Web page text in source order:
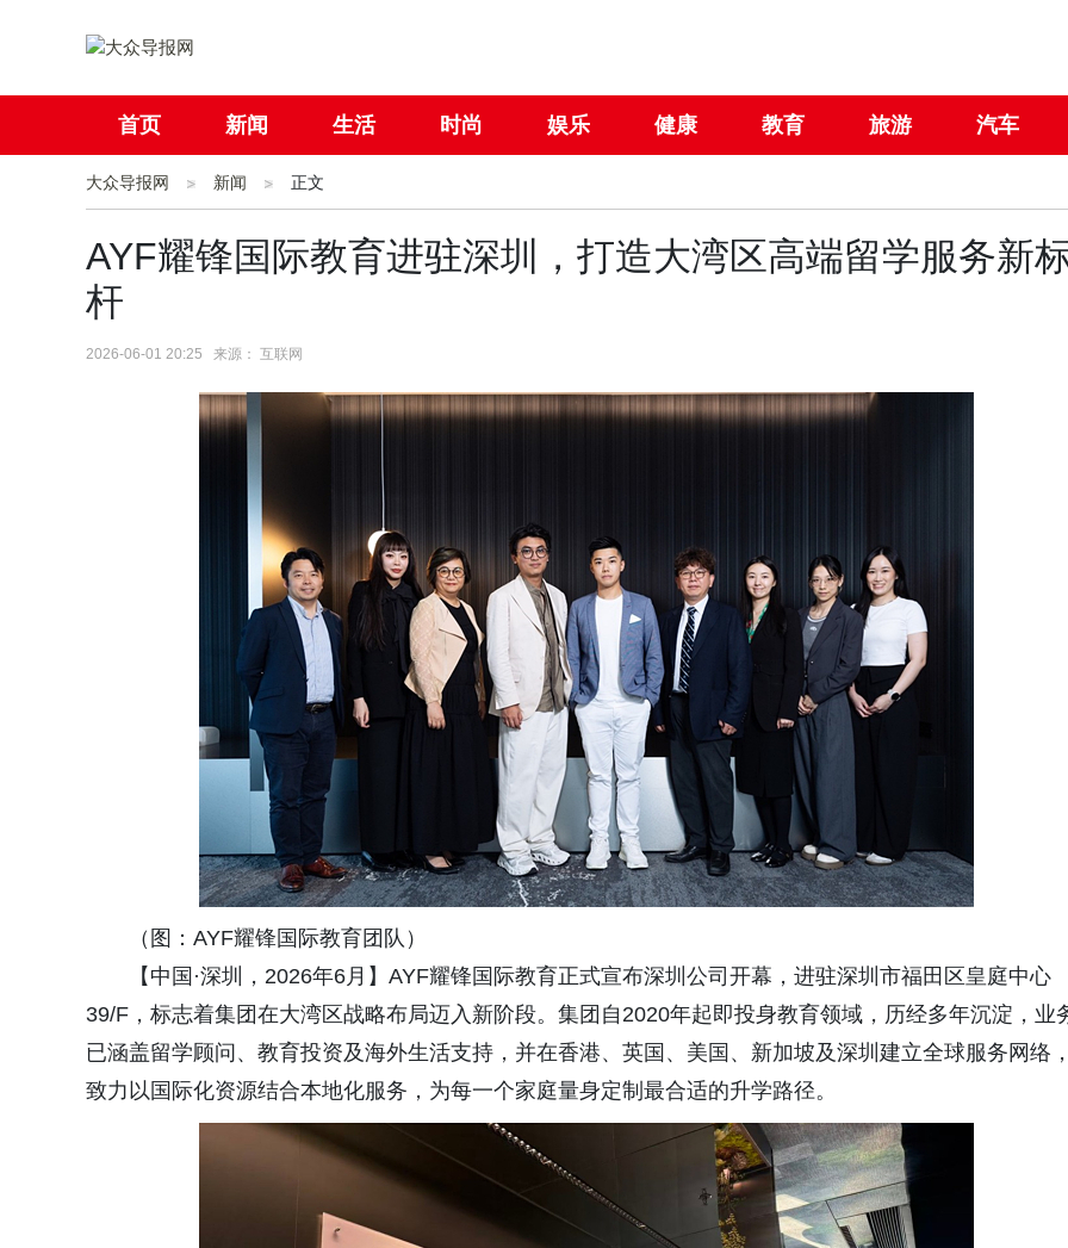
首页 新闻 生活 时尚 娱乐 健康 教育 旅游 汽车
社会 国际
大众导报网 新闻 正文
AYF耀锋国际教育进驻深圳，打造大湾区高端留学服务新
杆
2026-06-01 20:25 来源： 互联网
（图：AYF耀锋国际教育团队）
【中国·深圳，2026年6月】AYF耀锋国际教育正式宣布深圳公司开幕，进驻深圳市福田区皇庭中心
39/F，标志着集团在大湾区战略布局迈入新阶段。集团自2020年起即投身教育领域，历经多年沉淀，业
已涵盖留学顾问、教育投资及海外生活支持，并在香港、英国、美国、新加坡及深圳建立全球服务网络，
致力以国际化资源结合本地化服务，为每一个家庭量身定制最合适的升学路径。